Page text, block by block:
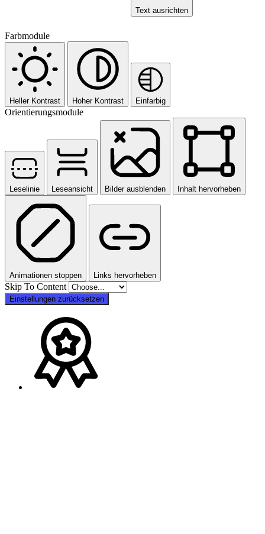
Text ausrichten
Farbmodule
Heller Kontrast Hoher Kontrast Einfarbig
Orientierungsmodule
Leselinie Leseansicht Bilder ausblenden Inhalt hervorheben
Animationen stoppen Links hervorheben
Skip To Content
Einstellungen zurücksetzen